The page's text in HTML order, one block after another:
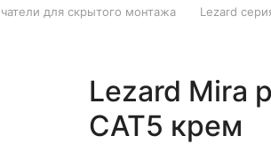
для скрытого монтажа Lezard
Lezard Mira
САТ5 крем